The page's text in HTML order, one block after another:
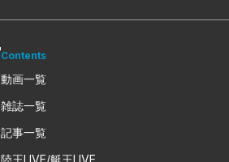
Contents
動画一覧
雑誌一覧
記事一覧
陸王LIVE/艇王LIVE